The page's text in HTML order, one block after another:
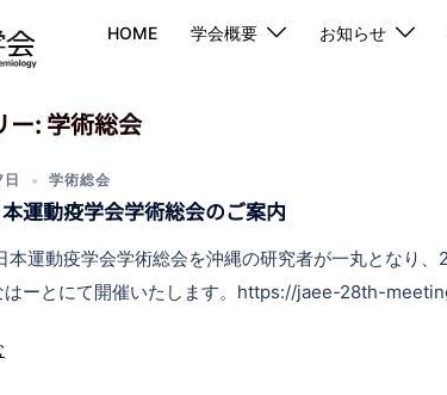
HOME 学会概要 お知らせ
ー: 学術総会
学術総会
運動疫学会学術総会のご案内
本運動疫学会学術総会を沖縄の研究者が一丸となり
はーとにて開催いたします。https://jaee-28th-